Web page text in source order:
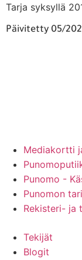
Tarja syksyllä
Päivitetty 05/
Mediakortti
Punomo -
Punomon
Rekisteri- ja
Tekijät
Blogit